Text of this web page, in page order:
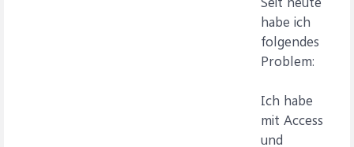
habe ich
folgendes
Problem:
Ich habe
mit Access
und